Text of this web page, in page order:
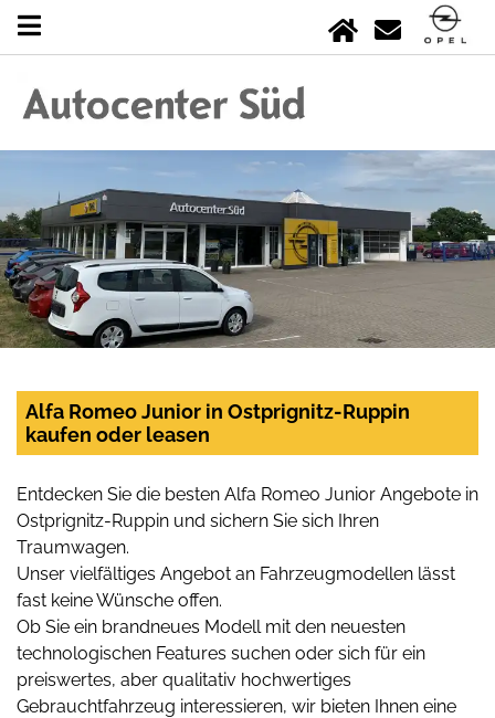
Alfa Romeo Junior in Ostprignitz-Ruppin
kaufen oder leasen
Entdecken Sie die besten Alfa Romeo Junior Angebote in
Ostprignitz-Ruppin und sichern Sie sich Ihren
Traumwagen.
Unser vielfältiges Angebot an Fahrzeugmodellen lässt
fast keine Wünsche offen.
Ob Sie ein brandneues Modell mit den neuesten
technologischen Features suchen oder sich für ein
preiswertes, aber qualitativ hochwertiges
Gebrauchtfahrzeug interessieren, wir bieten Ihnen eine